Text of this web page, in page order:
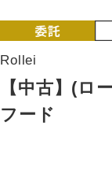
Rollei
【中古】(ロ
フード